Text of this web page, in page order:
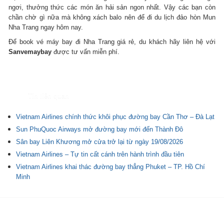
ngơi, thưởng thức các món ăn hải sản ngon nhất. Vậy các bạn còn
chần chờ gì nữa mà không xách balo nên để đi du lịch đảo hòn Mun
Nha Trang ngay hôm nay.
Để book vé máy bay đi Nha Trang giá rẻ, du khách hãy liên hệ với
Sanvemaybay được tư vấn miễn phí.
Vietnam Airlines chính thức khôi phục đường bay Cần Thơ – Đà Lạt
Sun PhuQuoc Airways mở đường bay mới đến Thành Đô
Sân bay Liên Khương mở cửa trở lại từ ngày 19/08/2026
Vietnam Airlines – Tự tin cất cánh trên hành trình đầu tiên
Vietnam Airlines khai thác đường bay thẳng Phuket – TP. Hồ Chí
Minh